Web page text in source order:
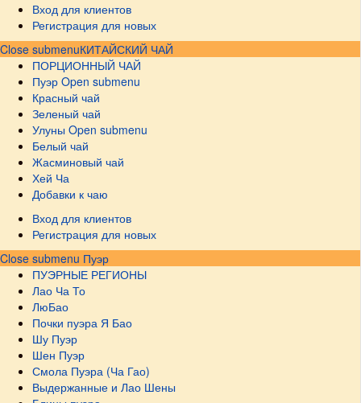
Вход для клиентов
Регистрация для новых
Close submenuКИТАЙСКИЙ ЧАЙ
ПОРЦИОННЫЙ ЧАЙ
Пуэр Open submenu
Красный чай
Зеленый чай
Улуны Open submenu
Белый чай
Жасминовый чай
Хей Ча
Добавки к чаю
Вход для клиентов
Регистрация для новых
Close submenu Пуэр
ПУЭРНЫЕ РЕГИОНЫ
Лао Ча То
ЛюБао
Почки пуэра Я Бао
Шу Пуэр
Шен Пуэр
Смола Пуэра (Ча Гао)
Выдержанные и Лао Шены